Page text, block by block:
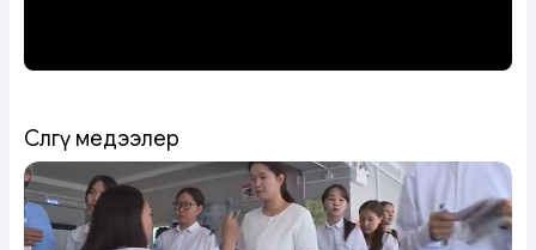
Сөөлгү медээлер